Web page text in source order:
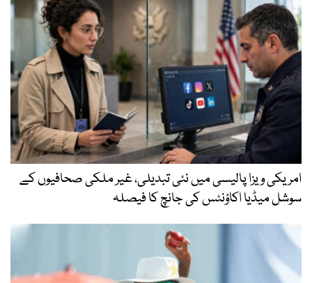
امریکی ویزا پالیسی میں نئی تبدیلی، غیر ملکی صحافیوں کے
سوشل میڈیا اکاؤنٹس کی جانچ کا فیصلہ